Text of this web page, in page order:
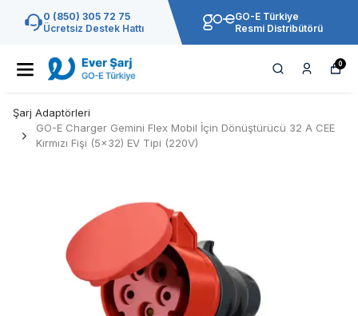
0 (850) 305 72 75
Ücretsiz Destek Hattı
GO-E Türkiye
Resmi Distribütörü
0
Şarj Adaptörleri
GO-E Charger Gemini Flex Mobil İçin Dönüştürücü 32 A CEE
Kırmızı Fişi (5x32) EV Tipi (220V)